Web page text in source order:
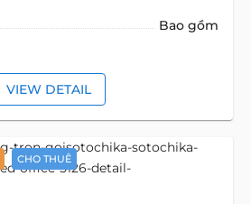
Bao gồm
VIEW DETAIL
CHO THUÊ